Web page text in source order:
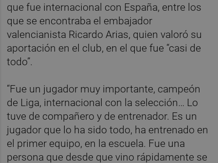
que fue internacional con España, entre los
que se encontraba el embajador
valencianista Ricardo Arias, quien valoró su
aportación en el club, en el que fue “casi de
todo”.
“Fue un jugador muy importante, campeón
de Liga, internacional con la selección… Lo
tuve de compañero y de entrenador. Es un
jugador que lo ha sido todo, ha entrenado en
el primer equipo, en la escuela. Fue una
persona que desde que vino rápidamente se